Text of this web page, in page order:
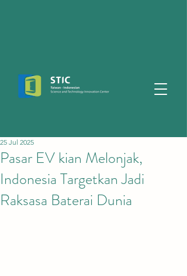
Pasar EV kian Melonjak,
Indonesia Targetkan Jadi
Raksasa Baterai Dunia
25 Jul 2025